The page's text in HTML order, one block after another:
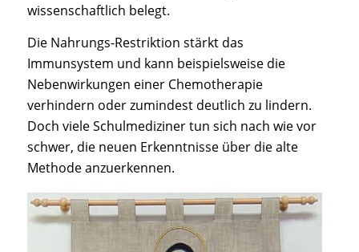
wissenschaftlich belegt.
Die Nahrungs-Restriktion stärkt das
Immunsystem und kann beispielsweise die
Nebenwirkungen einer Chemotherapie
verhindern oder zumindest deutlich zu lindern.
Doch viele Schulmediziner tun sich nach wie vor
schwer, die neuen Erkenntnisse über die alte
Methode anzuerkennen.